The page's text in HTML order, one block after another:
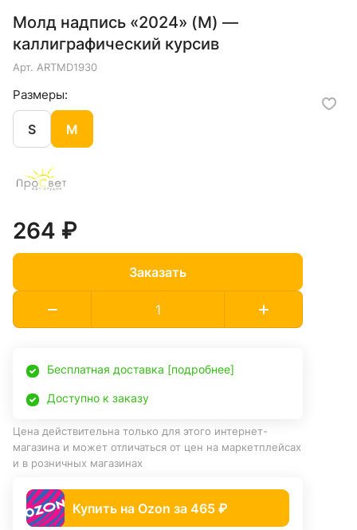
Молд надпись «2024» (M) —
каллиграфический курсив
Арт. ARTMD1930
Размеры:
S M
264 ₽
Заказать
Бесплатная доставка [подробнее]
Доступно к заказу
Цена действительна только для этого интернет-
магазина и может отличаться от цен на маркетплейсах
и в розничных магазинах
Купить на Ozon за 465 ₽